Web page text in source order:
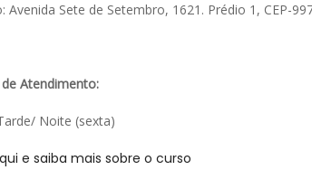
Avenida Sete de Setembro, 1621. Prédio 1, CEP-
Atendimento:
Noite (sexta)
e saiba mais sobre o curso